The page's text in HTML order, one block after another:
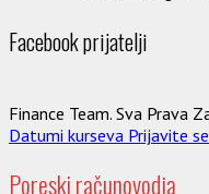
Facebook prijatelji
Finance Team. Sva Prava
Datumi kurseva Prijavite se
Poreski računovodja